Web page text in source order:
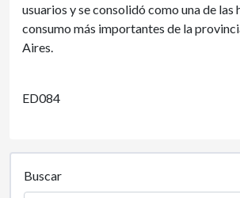
usuarios y se consolidó como una de las
consumo más importantes de la
Aires.
ED084
Buscar